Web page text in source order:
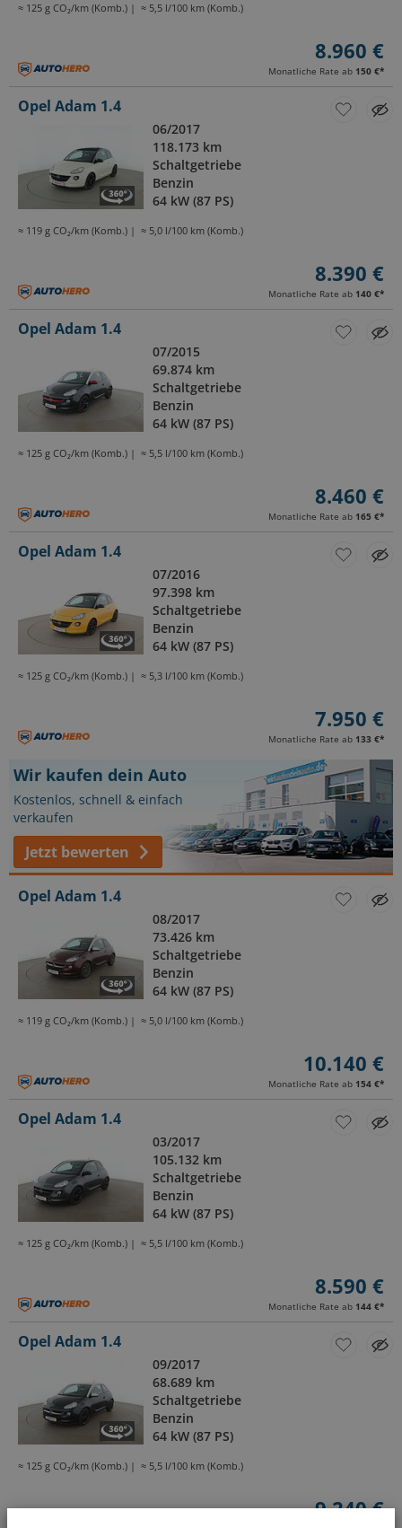
≈ 125 g CO₂/km (Komb.) ≈ 5,5 l/100 km (Komb.)
8.960 €
Monatliche Rate ab 150 €*
Opel Adam 1.4
06/2017
118.173 km
Schaltgetriebe
Benzin
64 kW (87 PS)
≈ 119 g CO₂/km (Komb.) ≈ 5,0 l/100 km (Komb.)
8.390 €
Monatliche Rate ab 140 €*
Opel Adam 1.4
07/2015
69.874 km
Schaltgetriebe
Benzin
64 kW (87 PS)
≈ 125 g CO₂/km (Komb.) ≈ 5,5 l/100 km (Komb.)
8.460 €
Monatliche Rate ab 165 €*
Opel Adam 1.4
07/2016
97.398 km
Schaltgetriebe
Benzin
64 kW (87 PS)
≈ 125 g CO₂/km (Komb.) ≈ 5,3 l/100 km (Komb.)
7.950 €
Monatliche Rate ab 133 €*
Wir kaufen dein Auto
Kostenlos, schnell & einfach
verkaufen
Jetzt bewerten
Opel Adam 1.4
08/2017
73.426 km
Schaltgetriebe
Benzin
64 kW (87 PS)
≈ 119 g CO₂/km (Komb.) ≈ 5,0 l/100 km (Komb.)
10.140 €
Monatliche Rate ab 154 €*
Opel Adam 1.4
03/2017
105.132 km
Schaltgetriebe
Benzin
64 kW (87 PS)
≈ 125 g CO₂/km (Komb.) ≈ 5,5 l/100 km (Komb.)
8.590 €
Monatliche Rate ab 144 €*
Opel Adam 1.4
09/2017
68.689 km
Schaltgetriebe
Benzin
64 kW (87 PS)
≈ 125 g CO₂/km (Komb.) ≈ 5,5 l/100 km (Komb.)
9.240 €